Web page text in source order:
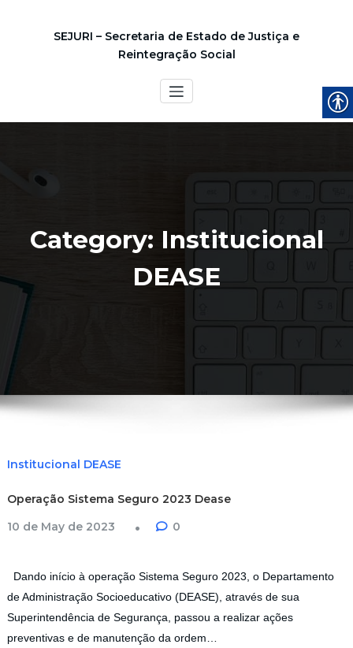
SEJURI – Secretaria de Estado de Justiça e
Reintegração Social
Category: Institucional
DEASE
Institucional DEASE
Operação Sistema Seguro 2023 Dease
10 de May de 2023
0
Dando início à operação Sistema Seguro 2023, o Departamento
de Administração Socioeducativo (DEASE), através de sua
Superintendência de Segurança, passou a realizar ações
preventivas e de manutenção da ordem…